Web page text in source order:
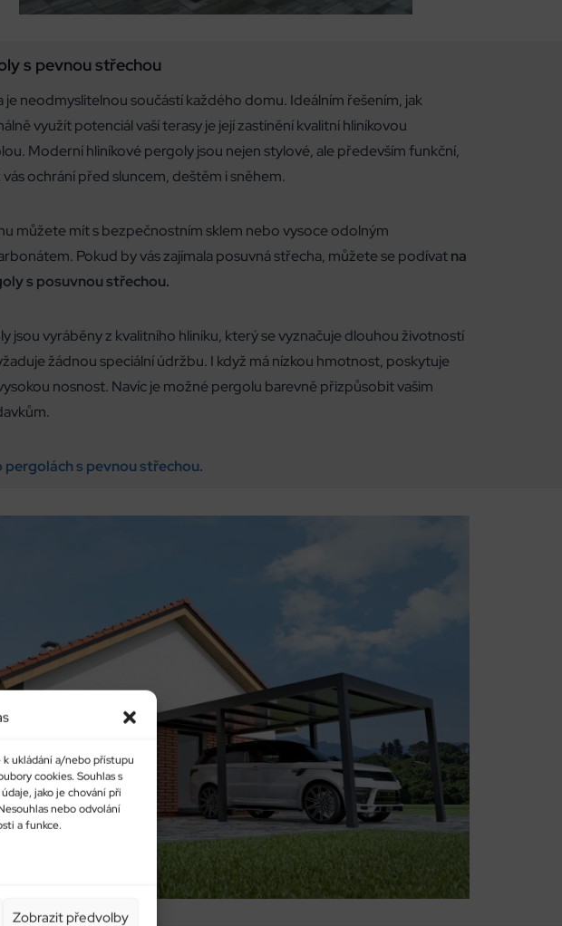
ukládání a/nebo přístupu
cookies. Souhlas s
jako je chování při
nebo odvolání
a funkce.
Zobrazit předvolby
s pevnou střechou
je neodmyslitelnou součástí každého domu. Ideálním řešením, jak
využít potenciál vaší terasy je její zastínění kvalitní hliníkovou
Moderní hliníkové pergoly jsou nejen stylové, ale především funkční,
vás ochrání před sluncem, deštěm i sněhem.
můžete mít s bezpečnostním sklem nebo vysoce odolným
Pokud by vás zajímala posuvná střecha, můžete se podívatna
s posuvnou střechou.
jsou vyráběny z kvalitního hliníku, který se vyznačuje dlouhou životností
žádnou speciální údržbu. I když má nízkou hmotnost, poskytuje
nosnost. Navíc je možné pergolu barevně přizpůsobit vašim
pergolách s pevnou střechou.